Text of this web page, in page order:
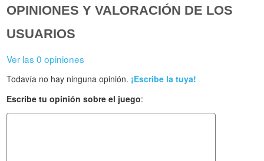
OPINIONES Y VALORACIÓN DE LOS
USUARIOS
Ver las 0 opiniones
Todavía no hay ninguna opinión. ¡Escribe la tuya!
Escribe tu opinión sobre el juego: